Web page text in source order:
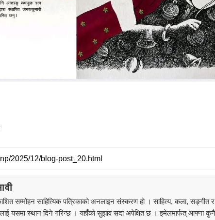
सम्मोहन साहित्यिक पत्रिकाको अनलाइन संस्करण हो । साहित्य, कला, सङ्‍गीत
यसमा स्थान दिने गरिन्छ । यहाँको सुझाव सदा अपेक्षित छ । इमेलमार्फत् आफ्ना कुनै